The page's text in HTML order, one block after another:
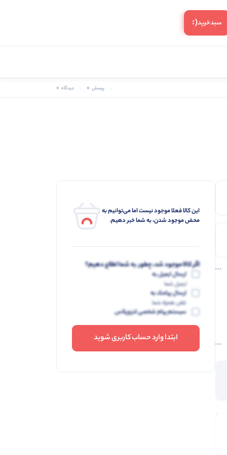
سبد‌خرید(:
پرسش 0 دیدگاه 0
این کالا فعلا موجود نیست اما می‌توانیم به
محض موجود شدن، به شما خبر دهیم.
اگر کالا موجود شد، چطور به شما اطلاع دهیم؟
ارسال ایمیل به
ایمیل شما
ارسال پیامک به
تلفن همراه شما
سیستم پیام شخصی لنزوپلاس
ابتدا وارد حساب کاربری شوید